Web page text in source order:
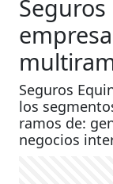
Seguros
los
ramos de:
negocios